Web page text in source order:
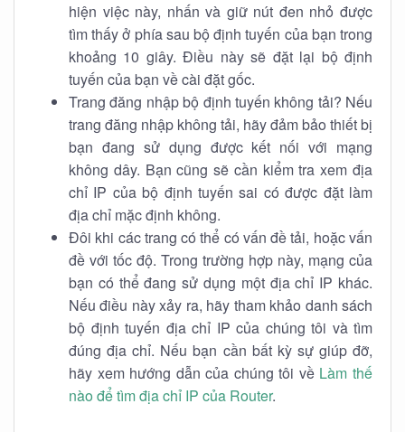
hiện việc này, nhấn và giữ nút đen nhỏ được
tìm thấy ở phía sau bộ định tuyến của bạn trong
khoảng 10 giây. Điều này sẽ đặt lại bộ định
tuyến của bạn về cài đặt gốc.
Trang đăng nhập bộ định tuyến không tải? Nếu
trang đăng nhập không tải, hãy đảm bảo thiết bị
bạn đang sử dụng được kết nối với mạng
không dây. Bạn cũng sẽ cần kiểm tra xem địa
chỉ IP của bộ định tuyến sai có được đặt làm
địa chỉ mặc định không.
Đôi khi các trang có thể có vấn đề tải, hoặc vấn
đề với tốc độ. Trong trường hợp này, mạng của
bạn có thể đang sử dụng một địa chỉ IP khác.
Nếu điều này xảy ra, hãy tham khảo danh sách
bộ định tuyến địa chỉ IP của chúng tôi và tìm
đúng địa chỉ. Nếu bạn cần bất kỳ sự giúp đỡ,
hãy xem hướng dẫn của chúng tôi về Làm thế
nào để tìm địa chỉ IP của Router.